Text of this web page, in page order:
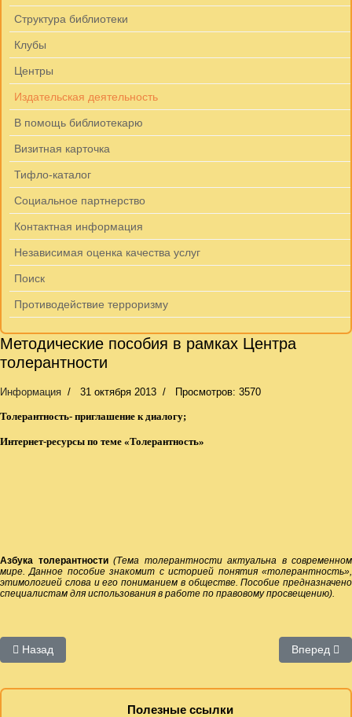
Структура библиотеки
Клубы
Центры
Издательская деятельность
В помощь библиотекарю
Визитная карточка
Тифло-каталог
Социальное партнерство
Контактная информация
Независимая оценка качества услуг
Поиск
Противодействие терроризму
Методические пособия в рамках Центра
толерантности
Информация 31 октября 2013 Просмотров: 3570
Толерантность- приглашение к диалогу;
Интернет-ресурсы по теме «Толерантность»
Азбука толерантности (Тема толерантности актуальна в современном
мире. Данное пособие знакомит с историей понятия «толерантность»,
этимологией слова и его пониманием в обществе. Пособие предназначено
специалистам для использования в работе по правовому просвещению).
Предыдущий: Методические материалы. Автор М.П. Коновалова
Назад Вперед
Полезные ссылки